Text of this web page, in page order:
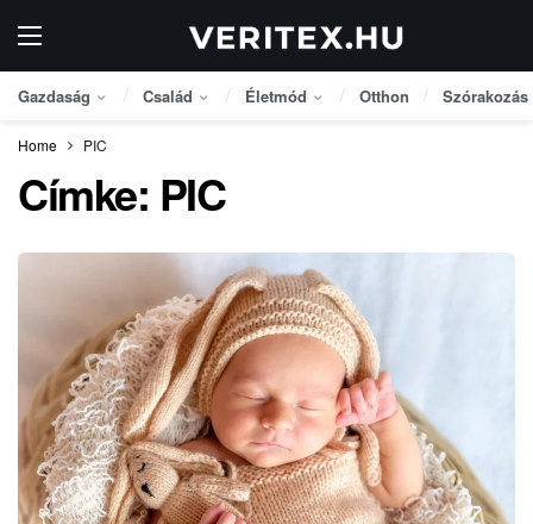
Gazdaság Család Életmód Otthon Szórakozás
Home PIC
Címke: PIC